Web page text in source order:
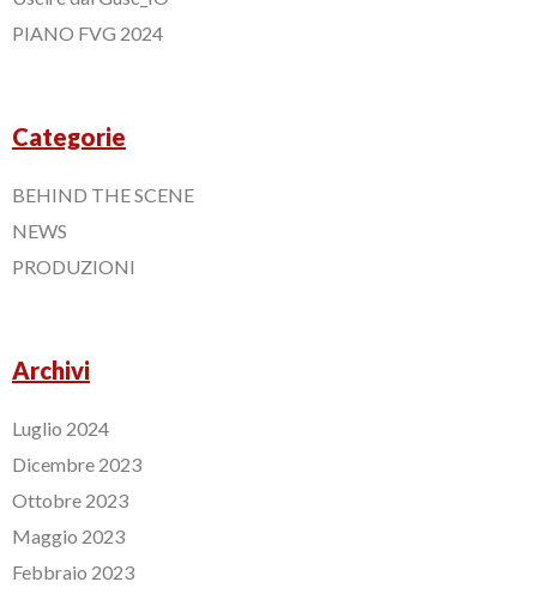
PIANO FVG 2024
Categorie
BEHIND THE SCENE
NEWS
PRODUZIONI
Archivi
Luglio 2024
Dicembre 2023
Ottobre 2023
Maggio 2023
Febbraio 2023